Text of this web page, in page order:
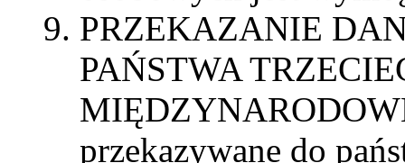
PRZEKAZANIE
PAŃSTWA
przekazywane do